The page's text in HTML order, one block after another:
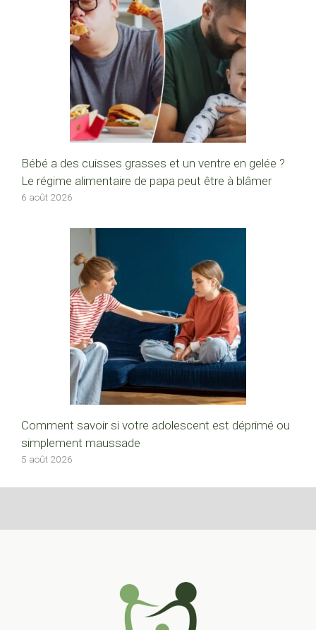
Bébé a des cuisses grasses et un ventre en gelée ?
Le régime alimentaire de papa peut être à blâmer
6 août 2026
Comment savoir si votre adolescent est déprimé ou
simplement maussade
5 août 2026